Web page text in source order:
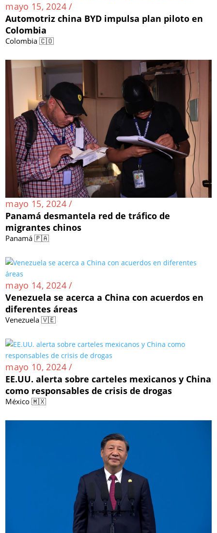
mayo 15, 2024 /
Automotriz china BYD impulsa plan piloto en
Colombia
Colombia 🇨🇴
mayo 15, 2024 /
Panamá desmantela red de tráfico de
migrantes chinos
Panamá 🇵🇦
mayo 14, 2024 /
Venezuela se acerca a China con acuerdos en
diferentes áreas
Venezuela 🇻🇪
mayo 10, 2024 /
EE.UU. alerta sobre carteles mexicanos y China
como responsables de crisis de drogas
México 🇲🇽